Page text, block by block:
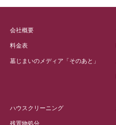
会社概要
料金表
墓じまいのメディア「そのあと」
ハウスクリーニング
残置物処分